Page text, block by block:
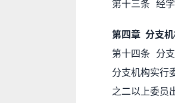
第十三条 经
第四章 分支
第十四条 分
分支机构实行
之二以上委员